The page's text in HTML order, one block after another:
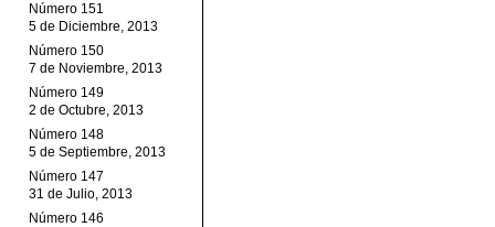
Número 151
5 de Diciembre, 2013
Número 150
7 de Noviembre, 2013
Número 149
2 de Octubre, 2013
Número 148
5 de Septiembre, 2013
Número 147
31 de Julio, 2013
Número 146